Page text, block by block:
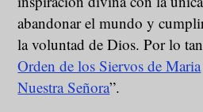
abandonar el mundo y
la voluntad de Dios. Por lo
Orden de los Siervos de Maria
Nuestra Señora”.